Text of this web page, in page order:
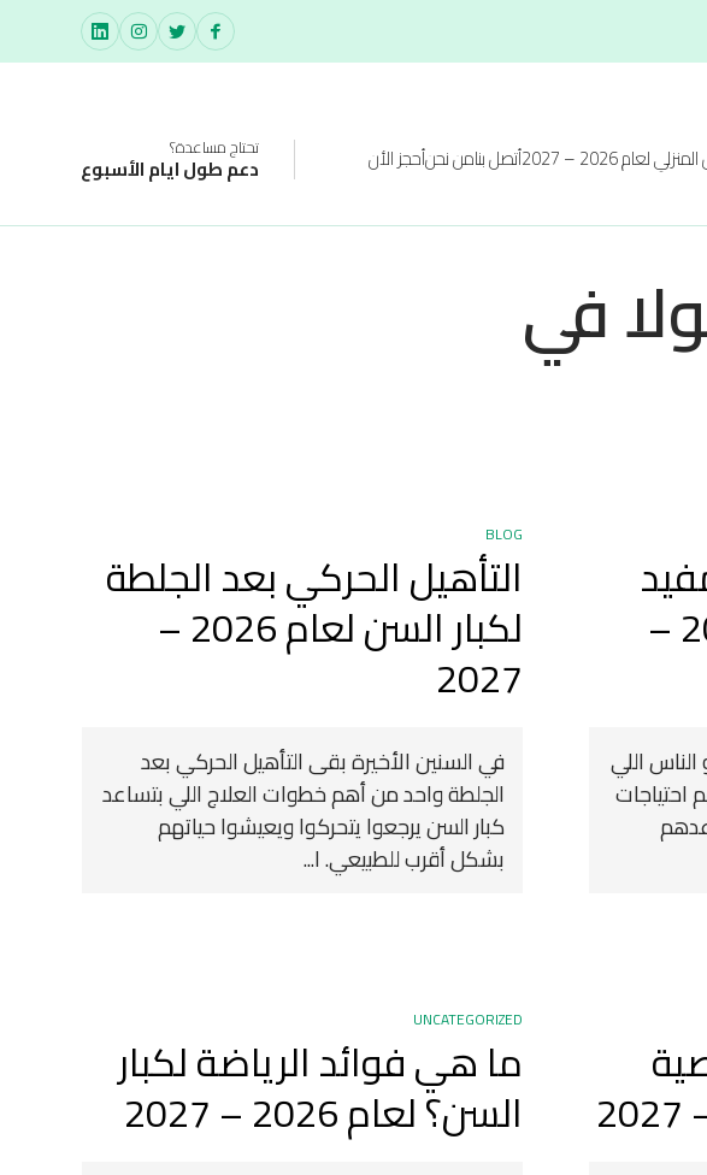
2026 – 2027 أتصل بنامن نحنأحجز الأن تحتاج مساعدة؟
دعم طول ايام الأسبوع
في
لكبار السن؟ لعام 2026 –
اللي
احتياجات
BLOG
التأهيل الحركي بعد الجلطة
لكبار السن لعام 2026 –
2027
في السنين الأخيرة بقى التأهيل الحركي بعد
الجلطة واحد من أهم خطوات العلاج اللي بتساعد
كبار السن يرجعوا يتحركوا ويعيشوا حياتهم
بشكل أقرب للطبيعي. ا...
UNCATEGORIZED
ما هي فوائد الرياضة لكبار
السن؟ لعام 2026 – 2027